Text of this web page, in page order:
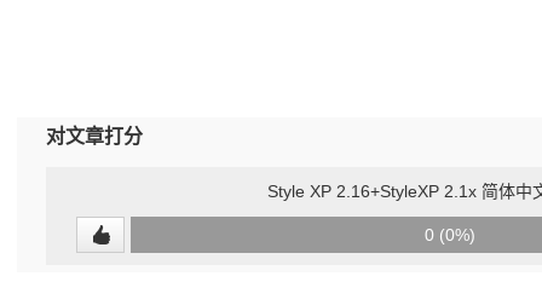
对文章打分
Style XP 2.16+StyleXP 2.1x 简体中
0 (0%)